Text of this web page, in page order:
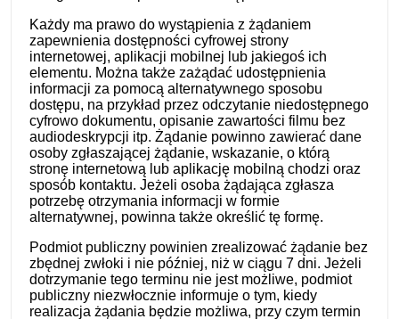
Każdy ma prawo do wystąpienia z żądaniem
zapewnienia dostępności cyfrowej strony
internetowej, aplikacji mobilnej lub jakiegoś ich
elementu. Można także zażądać udostępnienia
informacji za pomocą alternatywnego sposobu
dostępu, na przykład przez odczytanie niedostępnego
cyfrowo dokumentu, opisanie zawartości filmu bez
audiodeskrypcji itp. Żądanie powinno zawierać dane
osoby zgłaszającej żądanie, wskazanie, o którą
stronę internetową lub aplikację mobilną chodzi oraz
sposób kontaktu. Jeżeli osoba żądająca zgłasza
potrzebę otrzymania informacji w formie
alternatywnej, powinna także określić tę formę.
Podmiot publiczny powinien zrealizować żądanie bez
zbędnej zwłoki i nie później, niż w ciągu 7 dni. Jeżeli
dotrzymanie tego terminu nie jest możliwe, podmiot
publiczny niezwłocznie informuje o tym, kiedy
realizacja żądania będzie możliwa, przy czym termin